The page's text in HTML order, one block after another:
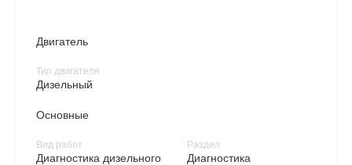
Двигатель
Тип двигателя
Дизельный
Основные
Вид работ
Диагностика дизельного
Раздел
Диагностика